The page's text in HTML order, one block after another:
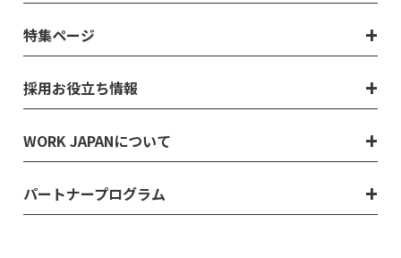
特集ページ
採用お役立ち情報
WORK JAPANについて
パートナープログラム